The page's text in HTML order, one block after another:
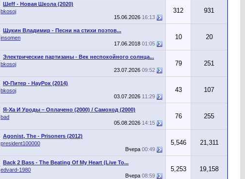
Шеff - Новая Школа (2020)
bkosoj
15.06.2026 16:13
312 931
Щукин Владимир - Песни на стихи поэтов...
insomen
17.06.2018 01:05
10 20
Электрические партизаны - Век неспокойного солнца...
bkosoj
23.07.2026 09:52
79 251
Ю-Питер - НауРок (2014)
bkosoj
03.07.2026 11:29
43 107
Я-Ха И Уроды – Оплачено (2000) / Самоход (2000)
bad
05.08.2026 14:15
76 255
Agonist, The - Prisoners (2012)
president100000
Вчера 00:49
5,546 21,311
Back 2 Bass - The Beating Of My Heart (Live To...
edvard-1980
Вчера 08:59
5,253 19,158